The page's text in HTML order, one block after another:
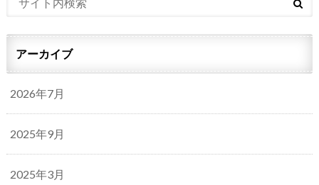
アーカイブ
2026年7月
2025年9月
2025年3月